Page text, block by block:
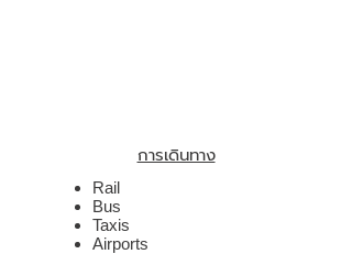
การเดินทาง
Rail
Bus
Taxis
Airports